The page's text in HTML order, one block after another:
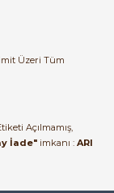
Üzeri Tüm
Açılmamış,
İade" imkanı : ARI